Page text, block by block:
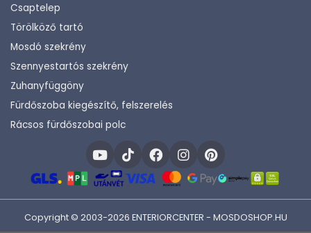
Csaptelep
Törölköző tartó
Mosdó szekrény
Szennyestartós szekrény
Zuhanyfüggöny
Fürdőszoba kiegészítő, felszerelés
Rácsos fürdőszobai polc
Copyright © 2003-2026 ENTERIORCENTER - MOSDOSHOP.HU